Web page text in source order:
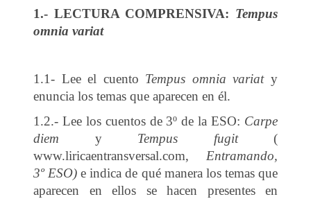
1.- LECTURA COMPRENSIVA: Tempus
omnia variat
1.1- Lee el cuento Tempus omnia variaty
enuncia los temas que aparecen en él.
1.2.- Lee los cuentos de 3º de la ESO: Carpe
diem y Tempus fugit(
www.liricaentransversal.com, Entramando,
3º ESO) e indica de qué manera los temas que
aparecen en ellos se hacen presentes en